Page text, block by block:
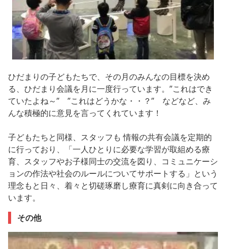
ひだまりの子どもたちで、その月のみんなの目標を決め
る、ひだまり会議を月に一度行っています。”これはでき
ていたよね～” ”これはどうかな・・？” などなど、み
んな積極的に意見を言ってくれています！
子どもたちと同様、スタッフも 情報の共有会議を定期的
に行っており、「一人ひとりに必要な学習が取組める療
育、スタッフやお子様同士の交流を図り、コミュニケーシ
ョンの作法や社会のルールについてサポートする」という
理念もと日々、着々と切磋琢磨し療育に真剣に向き合って
います。
その他